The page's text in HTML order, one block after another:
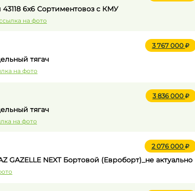
43118 6x6 Сортиментовоз с КМУ
на фото
3 767 000
тягач
на фото
3 836 000
тягач
на фото
2 076 000
GAZELLE NEXT Бортовой (Евроборт)_не актуально